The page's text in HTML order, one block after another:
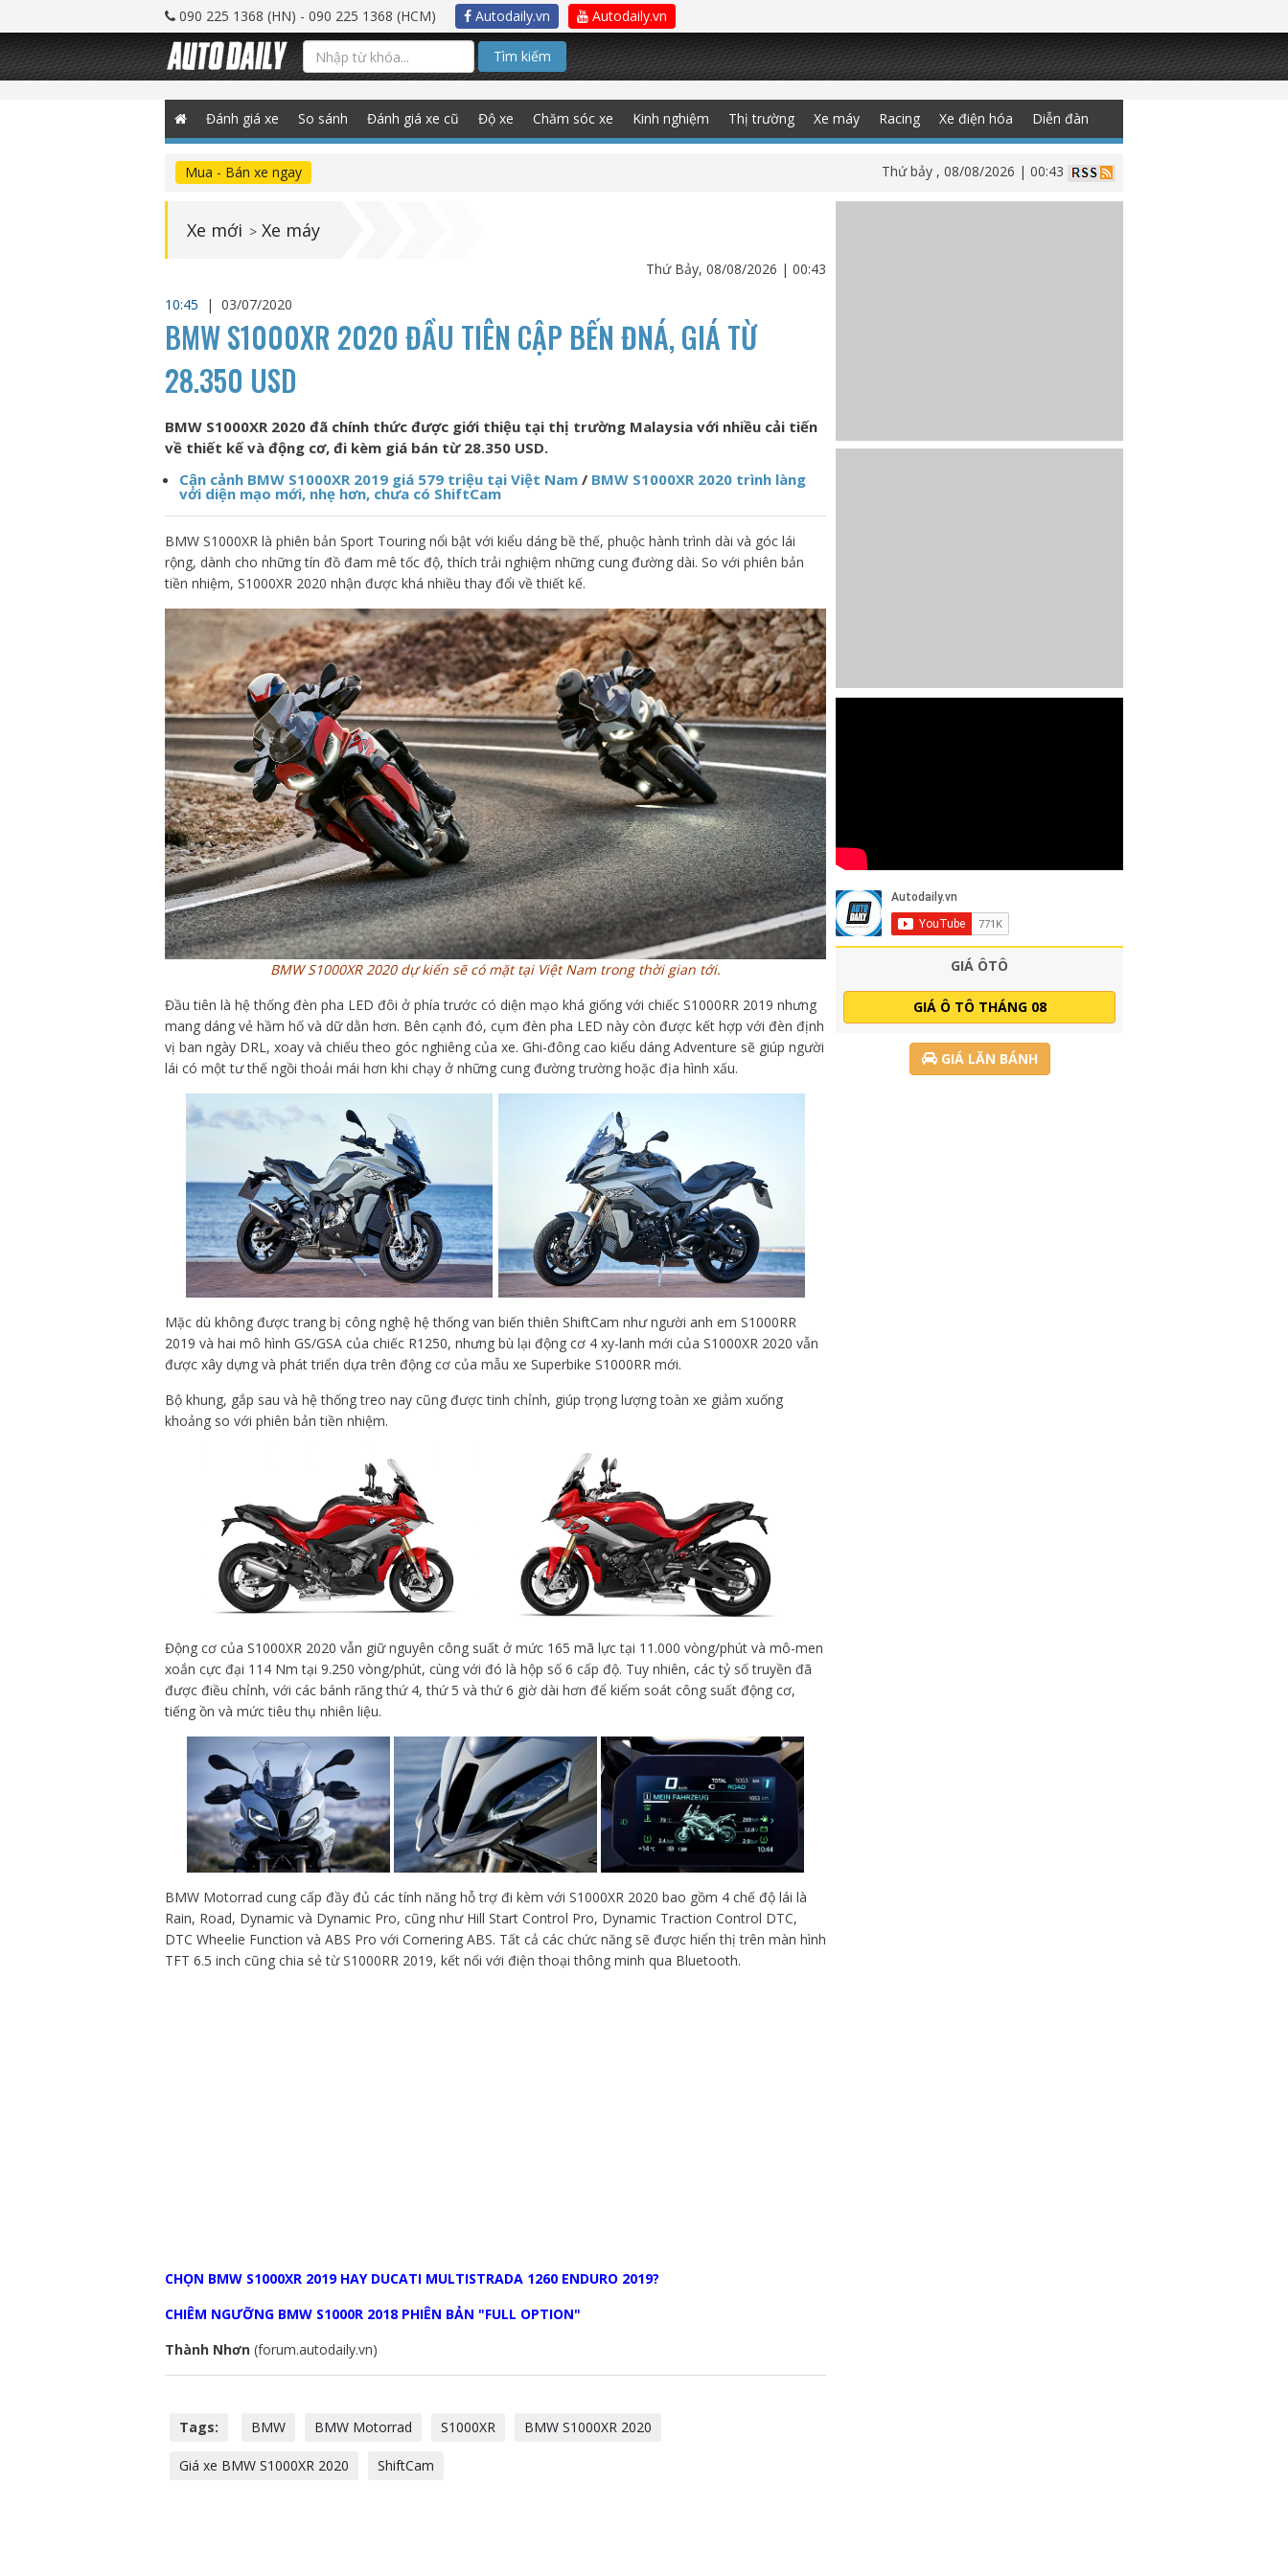
090 225 1368 (HN) - 090 225 1368 (HCM) Autodaily.vn Autodaily.vn
Tìm kiếm
Đánh giá xe So sánh Đánh giá xe cũ Độ xe Chăm sóc xe Kinh nghiệm Thị trường Xe máy Racing Xe điện hóa Diễn đàn
Mua - Bán xe ngay Thứ bảy , 08/08/2026 | 00:43
Xe mới > Xe máy
Thứ Bảy, 08/08/2026 | 00:43
10:45
| 03/07/2020
BMW S1000XR 2020 ĐẦU TIÊN CẬP BẾN ĐNÁ, GIÁ TỪ
28.350 USD
BMW S1000XR 2020 đã chính thức được giới thiệu tại thị trường Malaysia với nhiều cải tiến
về thiết kế và động cơ, đi kèm giá bán từ 28.350 USD.
Cận cảnh BMW S1000XR 2019 giá 579 triệu tại Việt Nam / BMW S1000XR 2020 trình làng
với diện mạo mới, nhẹ hơn, chưa có ShiftCam
BMW S1000XR là phiên bản Sport Touring nổi bật với kiểu dáng bề thế, phuộc hành trình dài và góc lái
rộng, dành cho những tín đồ đam mê tốc độ, thích trải nghiệm những cung đường dài. So với phiên bản
tiền nhiệm, S1000XR 2020 nhận được khá nhiều thay đổi về thiết kế.
BMW S1000XR 2020 dự kiến sẽ có mặt tại Việt Nam trong thời gian tới.
Đầu tiên là hệ thống đèn pha LED đôi ở phía trước có diện mạo khá giống với chiếc S1000RR 2019 nhưng
mang dáng vẻ hầm hố và dữ dằn hơn. Bên cạnh đó, cụm đèn pha LED này còn được kết hợp với đèn định
vị ban ngày DRL, xoay và chiếu theo góc nghiêng của xe. Ghi-đông cao kiểu dáng Adventure sẽ giúp người
lái có một tư thế ngồi thoải mái hơn khi chạy ở những cung đường trường hoặc địa hình xấu.
Mặc dù không được trang bị công nghệ hệ thống van biến thiên ShiftCam như người anh em S1000RR
2019 và hai mô hình GS/GSA của chiếc R1250, nhưng bù lại động cơ 4 xy-lanh mới của S1000XR 2020 vẫn
được xây dựng và phát triển dựa trên động cơ của mẫu xe Superbike S1000RR mới.
Bộ khung, gắp sau và hệ thống treo nay cũng được tinh chỉnh, giúp trọng lượng toàn xe giảm xuống
khoảng so với phiên bản tiền nhiệm.
Động cơ của S1000XR 2020 vẫn giữ nguyên công suất ở mức 165 mã lực tại 11.000 vòng/phút và mô-men
xoắn cực đại 114 Nm tại 9.250 vòng/phút, cùng với đó là hộp số 6 cấp độ. Tuy nhiên, các tỷ số truyền đã
được điều chỉnh, với các bánh răng thứ 4, thứ 5 và thứ 6 giờ dài hơn để kiểm soát công suất động cơ,
tiếng ồn và mức tiêu thụ nhiên liệu.
BMW Motorrad cung cấp đầy đủ các tính năng hỗ trợ đi kèm với S1000XR 2020 bao gồm 4 chế độ lái là
Rain, Road, Dynamic và Dynamic Pro, cũng như Hill Start Control Pro, Dynamic Traction Control DTC,
DTC Wheelie Function và ABS Pro với Cornering ABS. Tất cả các chức năng sẽ được hiển thị trên màn hình
TFT 6.5 inch cũng chia sẻ từ S1000RR 2019, kết nối với điện thoại thông minh qua Bluetooth.
CHỌN BMW S1000XR 2019 HAY DUCATI MULTISTRADA 1260 ENDURO 2019?
CHIÊM NGƯỠNG BMW S1000R 2018 PHIÊN BẢN "FULL OPTION"
Thành Nhơn (forum.autodaily.vn)
Tags: BMW BMW Motorrad S1000XR BMW S1000XR 2020
Giá xe BMW S1000XR 2020 ShiftCam
GIÁ ÔTÔ
GIÁ Ô TÔ THÁNG 08
GIÁ LĂN BÁNH